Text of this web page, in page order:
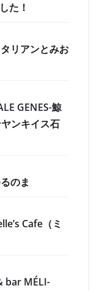
た！
リアンとみお
GENES-鯨
ンキイス石
のま
Cafe（ミ
bar MÉLI-